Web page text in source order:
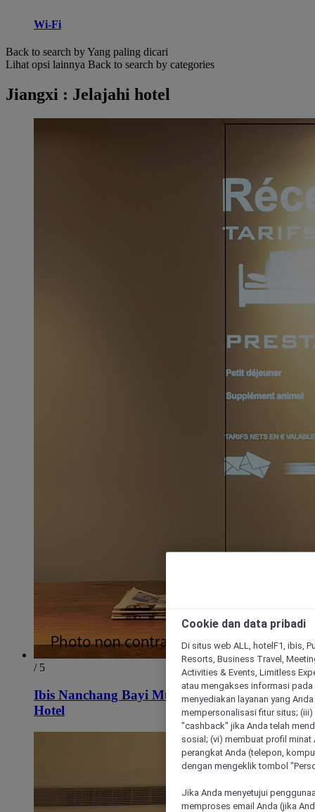
Wi-Fi
Back to search by Yang paling dicari
Lihat opsi lainnya Back to search by categories
Jiangxi : Jelajahi hotel
/ 5
Ibis Nanchang Bayi Museum Metro Station
Hotel
Cookie dan data pribadi
Di situs web ALL, hotelF1, ibis,
Resorts, Business Travel,
Activities & Events, Limitless
atau mengakses informasi
menyediakan layanan yang
mempersonalisasi fitur situs;
"cashback" jika Anda telah
sosial; (vi) membuat profil
perangkat Anda (telepon,
dengan mengeklik tombol
Jika Anda menyetujui
memproses email Anda (jika